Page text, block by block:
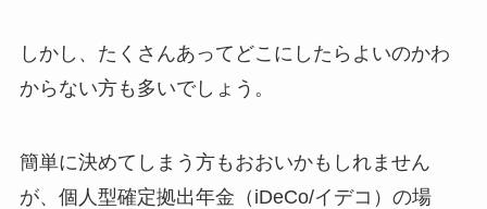
しかし、たくさんあってどこにしたらよいのかわ
からない方も多いでしょう。
簡単に決めてしまう方もおおいかもしれません
が、個人型確定拠出年金（iDeCo/イデコ）の場